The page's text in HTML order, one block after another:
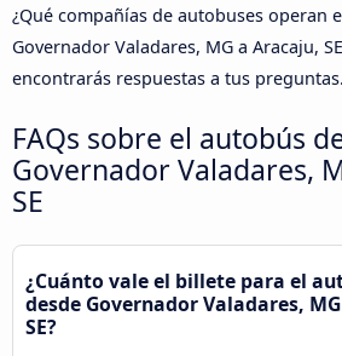
¿Qué compañías de autobuses operan
Governador Valadares, MG a Aracaju,
encontrarás respuestas a tus preguntas.
FAQs sobre el autobús
Governador Valadares,
SE
¿Cuánto vale el billete para el
desde Governador Valadares,
SE?